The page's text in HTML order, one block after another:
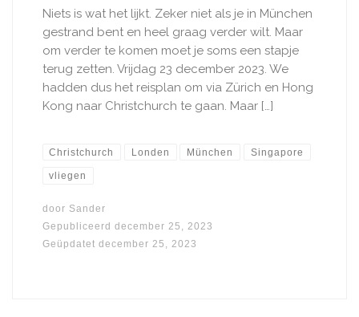
Niets is wat het lijkt. Zeker niet als je in München
gestrand bent en heel graag verder wilt. Maar
om verder te komen moet je soms een stapje
terug zetten. Vrijdag 23 december 2023. We
hadden dus het reisplan om via Zürich en Hong
Kong naar Christchurch te gaan. Maar […]
Christchurch Londen München Singapore
vliegen
door Sander
Gepubliceerd december 25, 2023
Geüpdatet december 25, 2023